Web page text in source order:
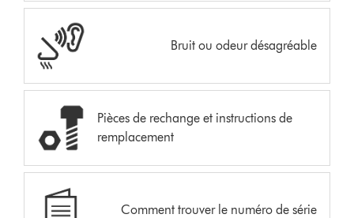
Bruit ou odeur désagréable
Pièces de rechange et instructions de
remplacement
Comment trouver le numéro de série